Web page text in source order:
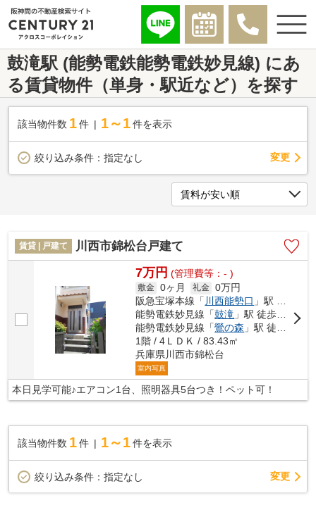
鼓滝駅 (能勢電鉄能勢電鉄妙見線) にあ
る賃貸物件（単身・駅近など）を探す
該当物件数 1件 1～1 件を表示
絞り込み条件： 指定なし 変更
賃貸 | 戸建て 川西市錦松台戸建て
7万円 (管理費等：- )
敷金 0ヶ月 礼金 0万円
阪急宝塚本線「 川西能勢口 」駅 バス6分 「鴬台」 停歩4分
能勢電鉄妙見線「鼓滝 」駅 徒歩17分
能勢電鉄妙見線「鶯の森 」駅 徒歩20分
1階 / 4ＬＤＫ / 83.43㎡
兵庫県川西市錦松台
室内写真
本日見学可能♪エアコン1台、照明器具5台つき！ペット可！
該当物件数 1件 1～1 件を表示
絞り込み条件： 指定なし 変更